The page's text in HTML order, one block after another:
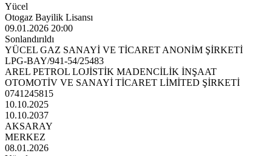
Yücel
Otogaz Bayilik Lisansı
09.01.2026 20:00
Sonlandırıldı
YÜCEL GAZ SANAYİ VE TİCARET ANONİM ŞİRKETİ
LPG-BAY/941-54/25483
AREL PETROL LOJİSTİK MADENCİLİK İNŞAAT
OTOMOTİV VE SANAYİ TİCARET LİMİTED ŞİRKETİ
0741245815
10.10.2025
10.10.2037
AKSARAY
MERKEZ
08.01.2026